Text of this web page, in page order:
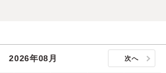
2026年08月 次へ